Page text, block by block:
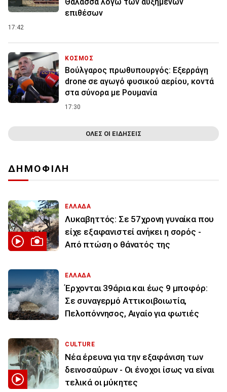
επιθέσων
17:42
ΚΟΣΜΟΣ
Βούλγαρος πρωθυπουργός: Εξερράγη
drone σε αγωγό φυσικού αερίου, κοντά
στα σύνορα με Ρουμανία
17:30
ΟΛΕΣ ΟΙ ΕΙΔΗΣΕΙΣ
ΔΗΜΟΦΙΛΗ
ΕΛΛΑΔΑ
Λυκαβηττός: Σε 57χρονη γυναίκα που
είχε εξαφανιστεί ανήκει η σορός -
Από πτώση ο θάνατός της
ΕΛΛΑΔΑ
Έρχονται 39άρια και έως 9 μποφόρ:
Σε συναγερμό Αττικοιβοιωτία,
Πελοπόννησος, Αιγαίο για φωτιές
CULTURE
Νέα έρευνα για την εξαφάνιση των
δεινοσαύρων - Οι ένοχοι ίσως να είναι
τελικά οι μύκητες